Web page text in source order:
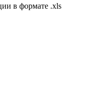
в формате .xls